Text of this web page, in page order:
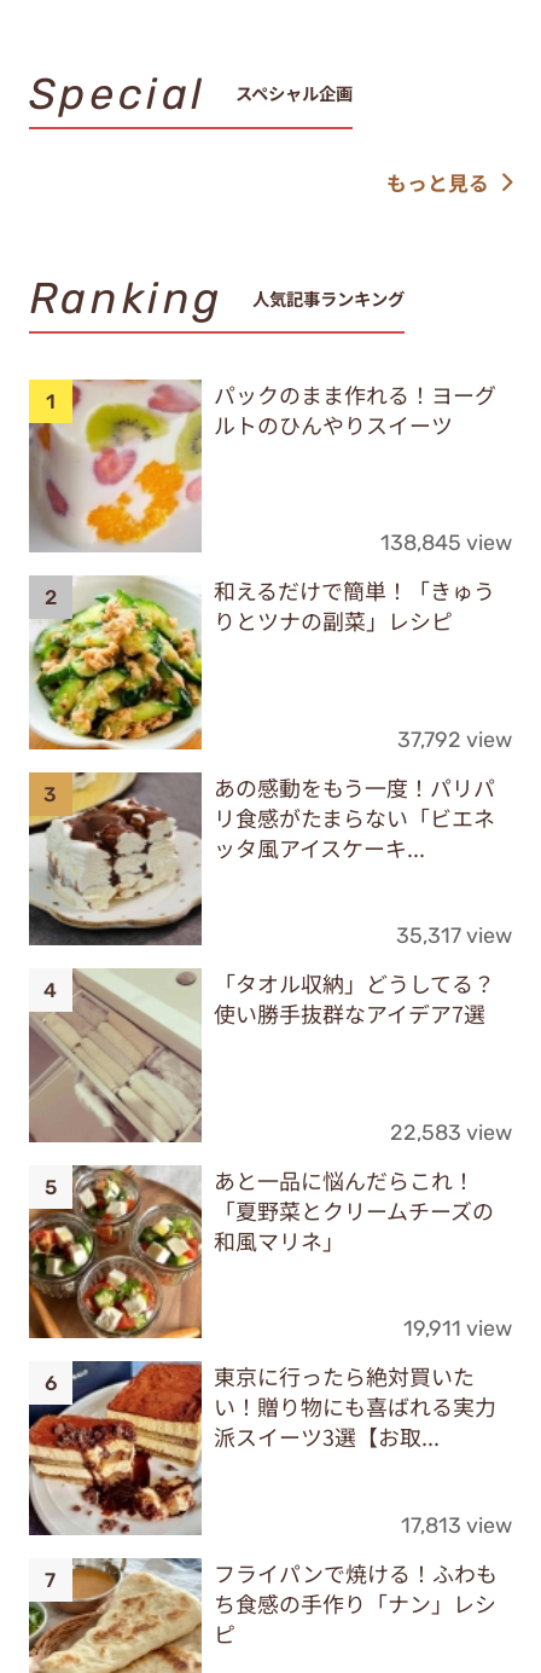
Special スペシャル企画
もっと見る
Ranking 人気記事ランキング
パックのまま作れる！ヨーグ
ルトのひんやりスイーツ
138,845 view
和えるだけで簡単！「きゅう
りとツナの副菜」レシピ
37,792 view
あの感動をもう一度！パリパ
リ食感がたまらない「ビエネ
ッタ風アイスケーキ...
35,317 view
「タオル収納」どうしてる？
使い勝手抜群なアイデア7選
22,583 view
あと一品に悩んだらこれ！
「夏野菜とクリームチーズの
和風マリネ」
19,911 view
東京に行ったら絶対買いた
い！贈り物にも喜ばれる実力
派スイーツ3選【お取...
17,813 view
フライパンで焼ける！ふわも
ち食感の手作り「ナン」レシ
ピ